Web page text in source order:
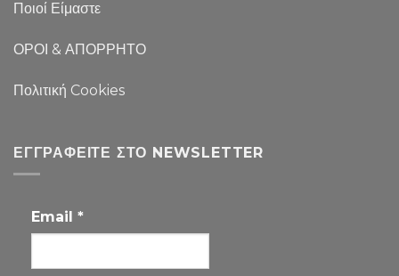
Ποιοί Είμαστε
ΟΡΟΙ & ΑΠΟΡΡΗΤΟ
Πολιτική Cookies
ΕΓΓΡΑΦΕΊΤΕ ΣΤΟ NEWSLETTER
Email *